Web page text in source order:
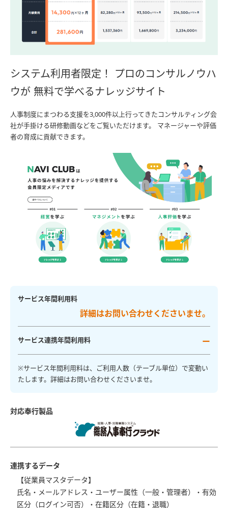
システム利用者限定！ プロのコンサルノウハ
ウが 無料で学べるナレッジサイト
人事制度にまつわる支援を3,000件以上行ってきたコンサルティング会
社が手掛ける研修動画などをご覧いただけます。 マネージャーや評価
者の育成に貢献できます。
サービス年間利用料
詳細はお問い合わせくださいませ。
サービス連携年間利用料 ー
※サービス年間利用料は、ご利用人数（テーブル単位）で変動い
たします。詳細はお問い合わせくださいませ。
対応奉行製品
連携するデータ
【従業員マスタデータ】
氏名・メールアドレス・ユーザー属性（一般・管理者）・有効
区分（ログイン可否）・在籍区分（在籍・退職）